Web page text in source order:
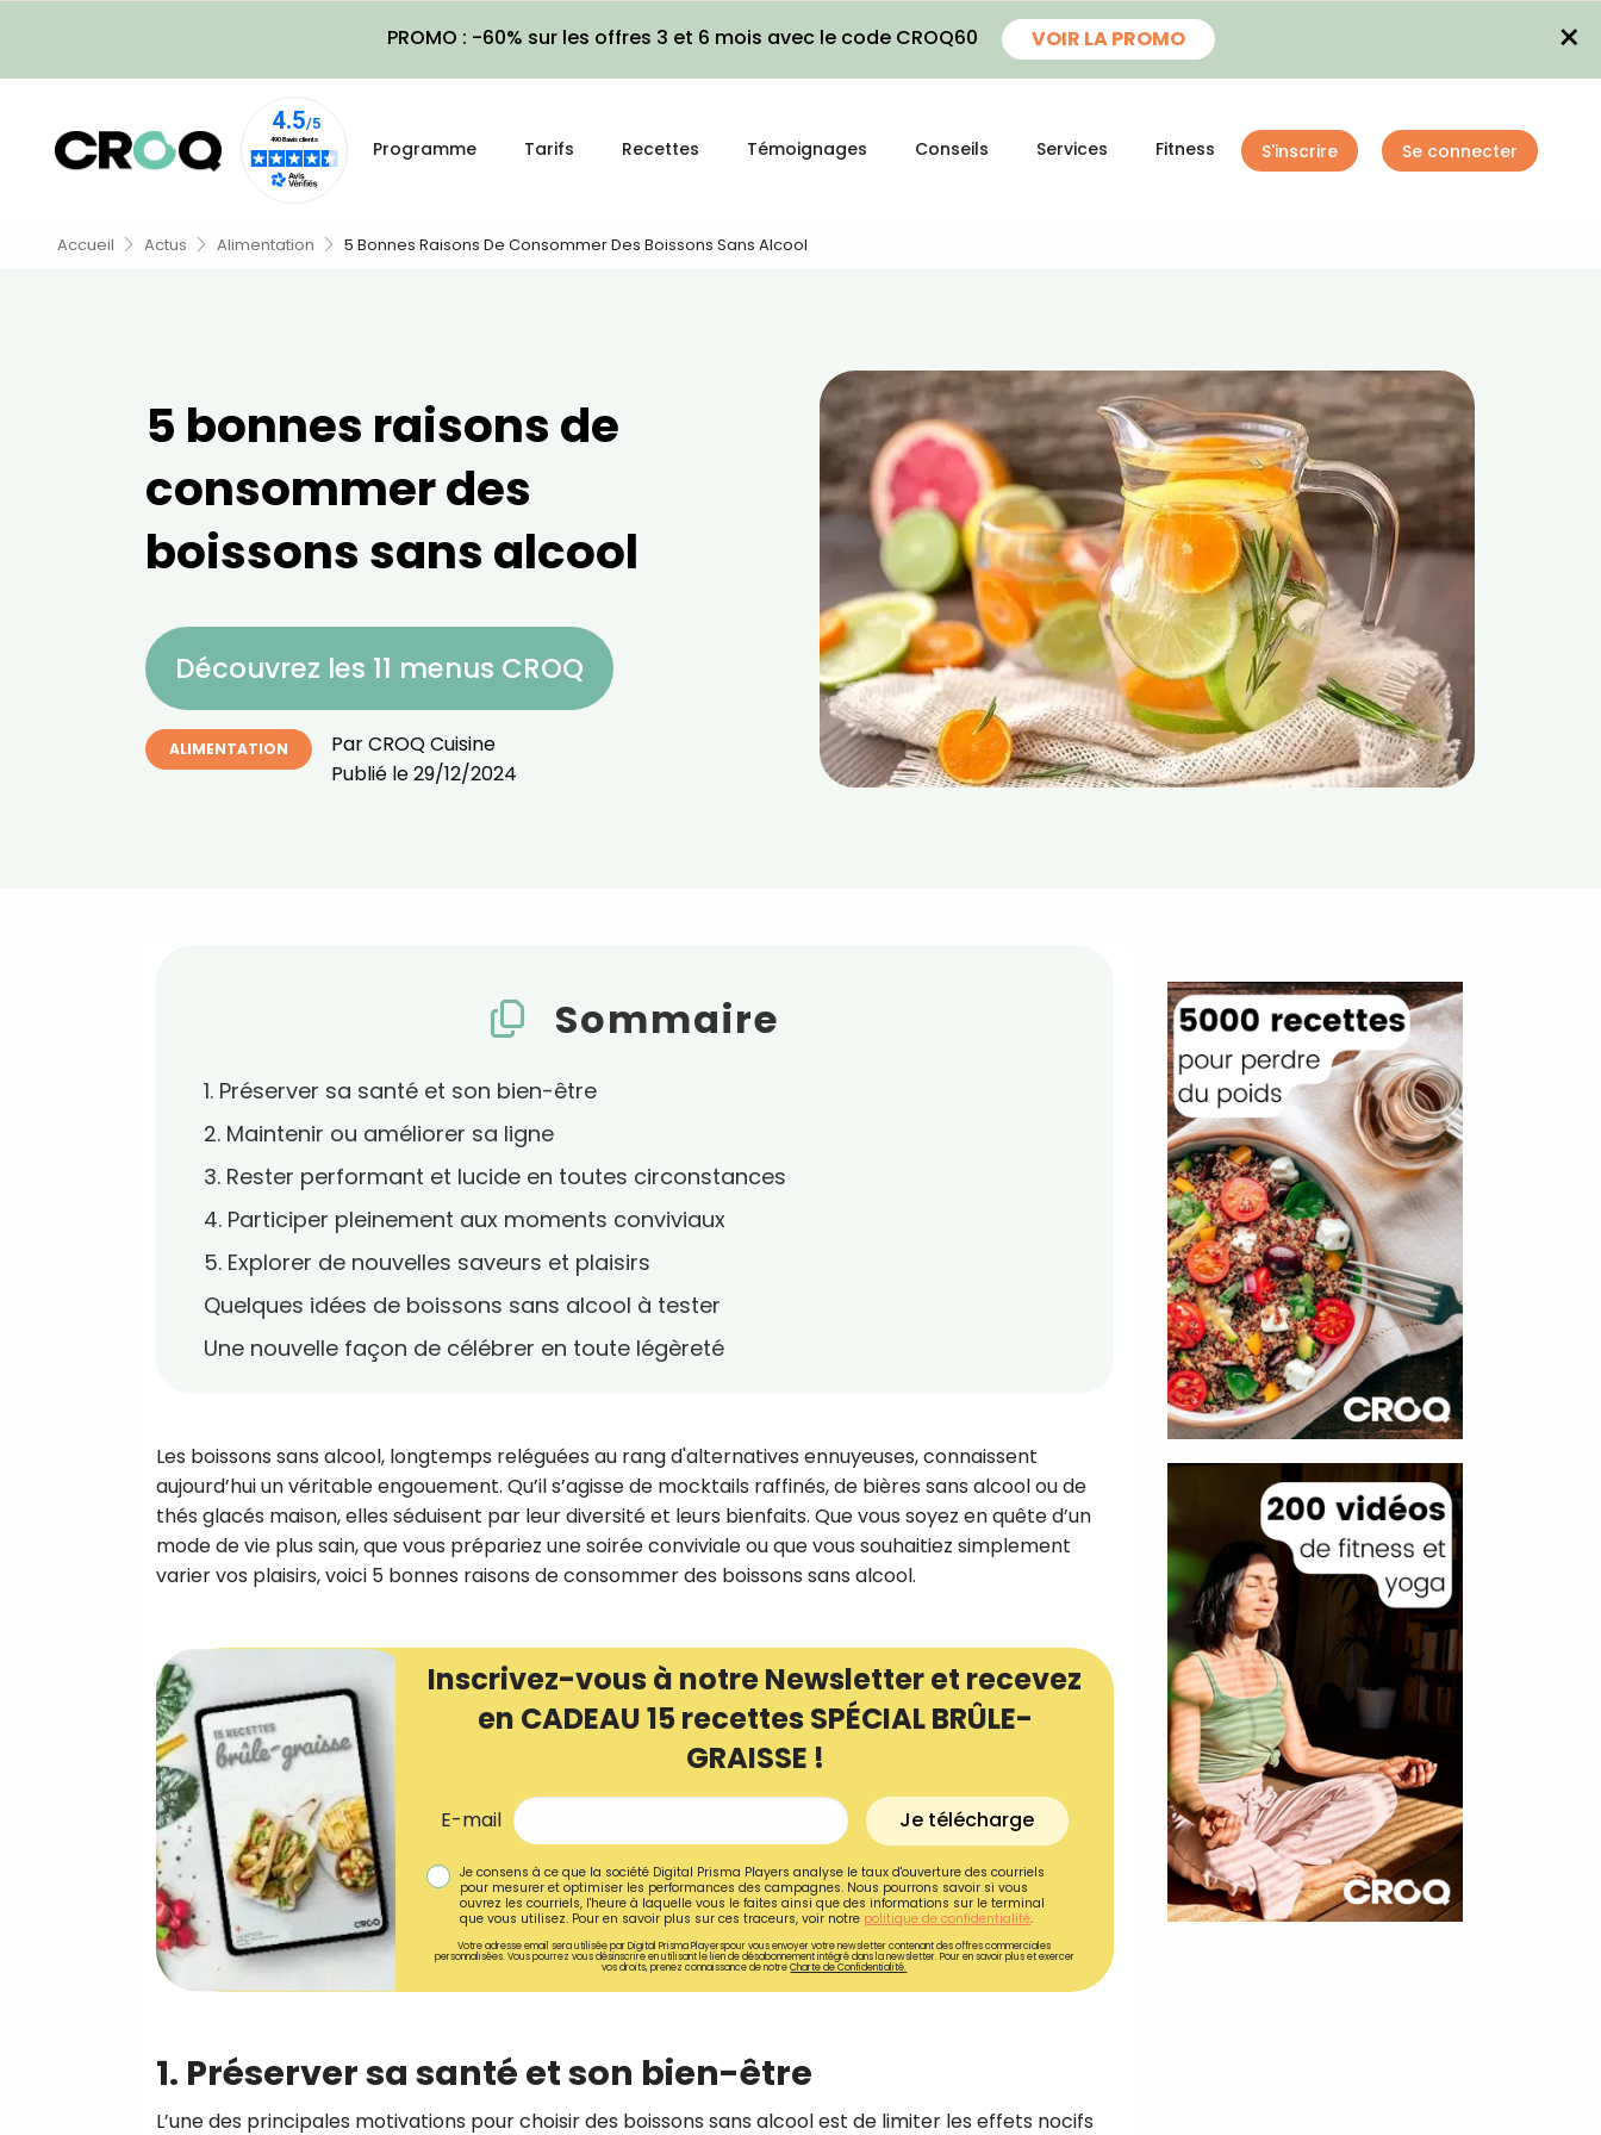
PROMO : -60% sur les offres 3 et 6 mois avec le code CROQ60 VOIR LA PROMO ×
Programme Tarifs Recettes Témoignages Conseils Services Fitness S'inscrire Se connecter
Accueil Actus Alimentation 5 Bonnes Raisons De Consommer Des Boissons Sans Alcool
5 bonnes raisons de
consommer des
boissons sans alcool
Découvrez les 11 menus CROQ
ALIMENTATION ParCROQ Cuisine
Publié le29/12/2024
Sommaire
1. Préserver sa santé et son bien-être
2. Maintenir ou améliorer sa ligne
3. Rester performant et lucide en toutes circonstances
4. Participer pleinement aux moments conviviaux
5. Explorer de nouvelles saveurs et plaisirs
Quelques idées de boissons sans alcool à tester
Une nouvelle façon de célébrer en toute légèreté
Les boissons sans alcool, longtemps reléguées au rang d'alternatives ennuyeuses, connaissent
aujourd’hui un véritable engouement. Qu’il s’agisse de mocktails raffinés, de bières sans alcool ou de
thés glacés maison, elles séduisent par leur diversité et leurs bienfaits. Que vous soyez en quête d’un
mode de vie plus sain, que vous prépariez une soirée conviviale ou que vous souhaitiez simplement
varier vos plaisirs, voici 5 bonnes raisons de consommer des boissons sans alcool.
Inscrivez-vous à notre Newsletter et recevez
en CADEAU 15 recettes SPÉCIAL BRÛLE-
GRAISSE !
E-mail Je télécharge
Je consens à ce que la société Digital Prisma Players analyse le taux d'ouverture des courriels
pour mesurer et optimiser les performances des campagnes. Nous pourrons savoir si vous
ouvrez les courriels, l'heure à laquelle vous le faites ainsi que des informations sur le terminal
que vous utilisez. Pour en savoir plus sur ces traceurs, voir notre politique de confidentialité.
Votre adresse email sera utilisée par Digital Prisma Playerspour vous envoyer votre newsletter contenant des offres commerciales
personnalisées. Vous pourrez vous désinscrire en utilisant le lien de désabonnement intégré dans la newsletter. Pour en savoir plus et exercer
vos droits, prenez connaissance de notreCharte de Confidentialité.
1. Préserver sa santé et son bien-être
L’une des principales motivations pour choisir des boissons sans alcool est de limiter les effets nocifs
Recevez gratuitement 180
!
Ainsi que la newsletter promotionnelle de